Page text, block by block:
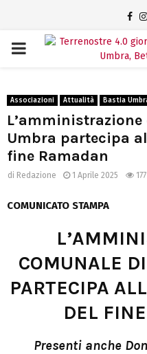
PRIMARY
Associazioni Attualità Bastia
Umbra partecipa
fine Ramadan
di Redazione 1 Aprile 2025 177
COMUNICATO STAMPA
COMUNALE
PARTECIPA
DEL
Presenti anche